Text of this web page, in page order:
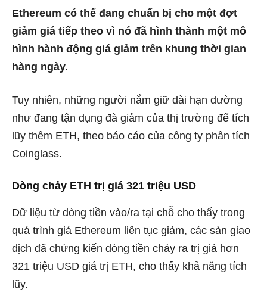
Ethereum có thể đang chuẩn bị cho một đợt
giảm giá tiếp theo vì nó đã hình thành một mô
hình hành động giá giảm trên khung thời gian
hàng ngày.
Tuy nhiên, những người nắm giữ dài hạn dường
như đang tận dụng đà giảm của thị trường để tích
lũy thêm ETH, theo báo cáo của công ty phân tích
Coinglass.
Dòng chảy ETH trị giá 321 triệu USD
Dữ liệu từ dòng tiền vào/ra tại chỗ cho thấy trong
quá trình giá Ethereum liên tục giảm, các sàn giao
dịch đã chứng kiến ​​dòng tiền chảy ra trị giá hơn
321 triệu USD giá trị ETH, cho thấy khả năng tích
lũy.